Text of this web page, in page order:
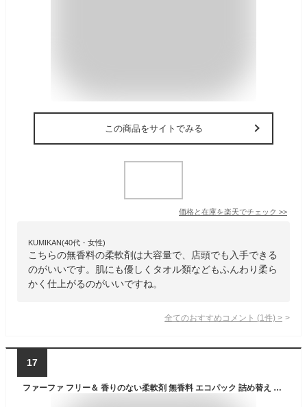
この商品をサイトでみる
価格と在庫を楽天でチェック >>
KUMIKAN(40代・女性)
こちらの無香料の柔軟剤は大容量で、店頭でも入手できる
のがいいです。肌にも優しくタオル類などもふんわり柔ら
かく仕上がるのがいいですね。
全てのおすすめコメント (1 件) >
17
ファーファ フリー＆ 香りのない柔軟剤 無香料 エコパック 詰め替え 1500ml